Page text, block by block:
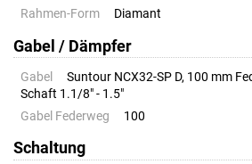
Rahmen-Form
Diamant
Gabel / Dämpfer
Gabel
Suntour NCX32-SP D, 100 mm
Schaft 1.1/8" - 1.5"
Gabel Federweg
100
Schaltung